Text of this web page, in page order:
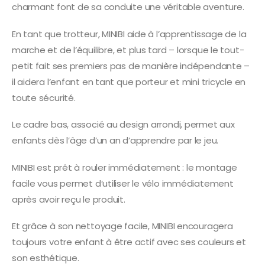
charmant font de sa conduite une véritable aventure.
En tant que trotteur, MINIBI aide à l’apprentissage de la
marche et de l’équilibre, et plus tard – lorsque le tout-
petit fait ses premiers pas de manière indépendante –
il aidera l’enfant en tant que porteur et mini tricycle en
toute sécurité.
Le cadre bas, associé au design arrondi, permet aux
enfants dès l’âge d’un an d’apprendre par le jeu.
MINIBI est prêt à rouler immédiatement : le montage
facile vous permet d’utiliser le vélo immédiatement
après avoir reçu le produit.
Et grâce à son nettoyage facile, MINIBI encouragera
toujours votre enfant à être actif avec ses couleurs et
son esthétique.